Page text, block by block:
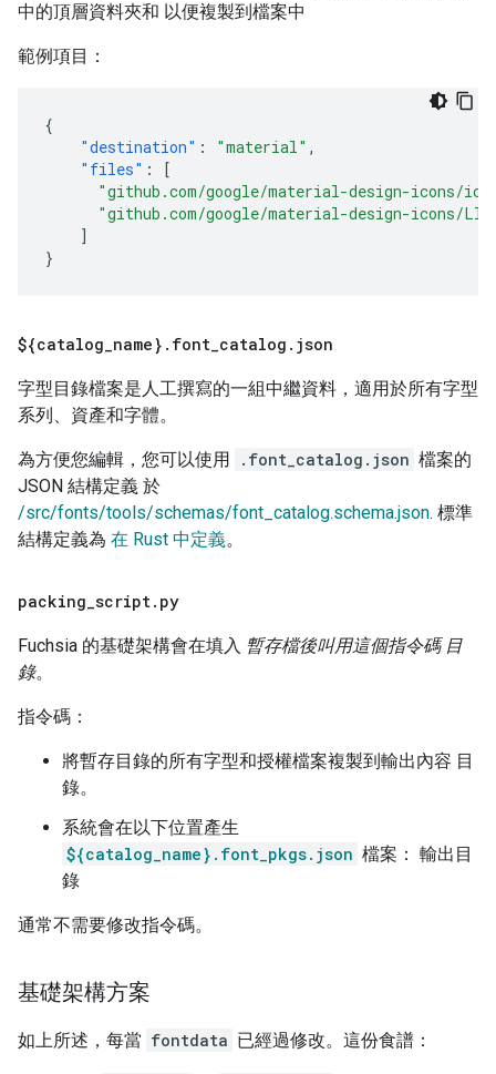
中的頂層資料夾和 以便複製到檔案中
範例項目：
{
"destination" : "material" ,
"files" :
[
"github.com/google/material-design-icons/
"github.com/google/material-design-icons/
]
}
${catalog_name} . font_catalog . json
字型目錄檔案是人工撰寫的一組中繼資料，適用於所有字型
系列、資產和字體。
為方便您編輯，您可以使用 .font_catalog.json 檔案的
JSON 結構定義 於
/src/fonts/tools/schemas/font_catalog.schema.json. 標準
結構定義為 在 Rust 中定義。
packing_script. py
Fuchsia 的基礎架構會在填入 暫存檔後叫用這個指令碼 目
錄。
指令碼：
將暫存目錄的所有字型和授權檔案複製到輸出內容 目
錄。
系統會在以下位置產生
${catalog_name}.font_pkgs.json 檔案： 輸出目
錄
通常不需要修改指令碼。
基礎架構方案
如上所述，每當 fontdata 已經過修改。這份食譜：